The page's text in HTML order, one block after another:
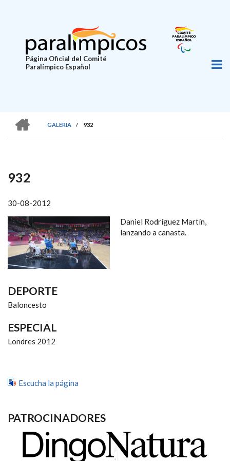
principal
Página Oficial del Comité
Paralímpico Español
SOBRESCRIBIR
DE
AYUDA
A
LA
NAVEGACIÓN
GALERIA
/ 932
932
30-08-2012
Daniel Rodríguez Martín,
lanzando a canasta.
DEPORTE
Baloncesto
ESPECIAL
Londres 2012
Escucha la página
PATROCINADORES